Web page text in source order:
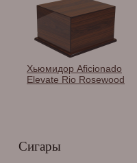
Хьюмидор Aficionado
Elevate Rio Rosewood
Сигары